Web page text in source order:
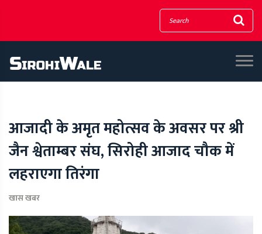
आजादी के अमृत महोत्सव के अवसर पर श्री
जैन श्वेताम्बर संघ, सिरोही आजाद चौक में
लहराएगा तिरंगा
खास खबर